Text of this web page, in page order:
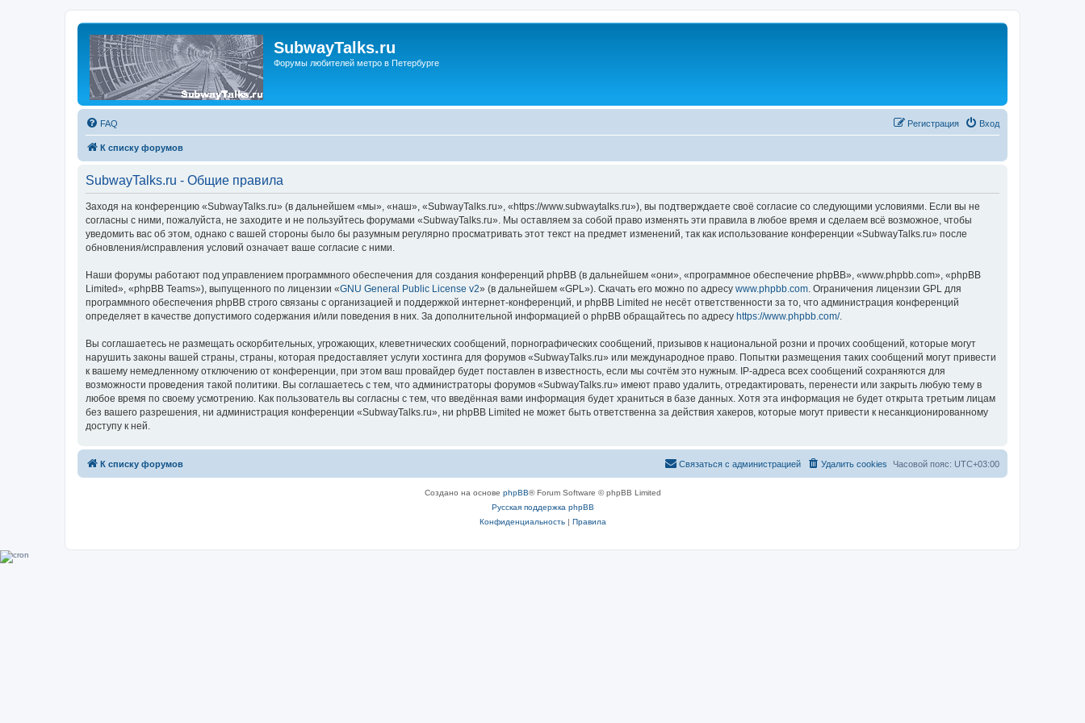
SubwayTalks.ru
Форумы любителей метро в Петербурге
FAQ Вход
Регистрация
К списку форумов
SubwayTalks.ru - Общие правила
Заходя на конференцию «SubwayTalks.ru» (в дальнейшем «мы», «наш», «SubwayTalks.ru», «https://www.subwaytalks.ru»), вы подтверждаете своё согласие со следующими условиями. Если вы не
согласны с ними, пожалуйста, не заходите и не пользуйтесь форумами «SubwayTalks.ru». Мы оставляем за собой право изменять эти правила в любое время и сделаем всё возможное, чтобы
уведомить вас об этом, однако с вашей стороны было бы разумным регулярно просматривать этот текст на предмет изменений, так как использование конференции «SubwayTalks.ru» после
обновления/исправления условий означает ваше согласие с ними.
Наши форумы работают под управлением программного обеспечения для создания конференций phpBB (в дальнейшем «они», «программное обеспечение phpBB», «www.phpbb.com», «phpBB
Limited», «phpBB Teams»), выпущенного по лицензии «GNU General Public License v2» (в дальнейшем «GPL»). Скачать его можно по адресу www.phpbb.com. Ограничения лицензии GPL для
программного обеспечения phpBB строго связаны с организацией и поддержкой интернет-конференций, и phpBB Limited не несёт ответственности за то, что администрация конференций
определяет в качестве допустимого содержания и/или поведения в них. За дополнительной информацией о phpBB обращайтесь по адресу https://www.phpbb.com/.
Вы соглашаетесь не размещать оскорбительных, угрожающих, клеветнических сообщений, порнографических сообщений, призывов к национальной розни и прочих сообщений, которые могут
нарушить законы вашей страны, страны, которая предоставляет услуги хостинга для форумов «SubwayTalks.ru» или международное право. Попытки размещения таких сообщений могут привести
к вашему немедленному отключению от конференции, при этом ваш провайдер будет поставлен в известность, если мы сочтём это нужным. IP-адреса всех сообщений сохраняются для
возможности проведения такой политики. Вы соглашаетесь с тем, что администраторы форумов «SubwayTalks.ru» имеют право удалить, отредактировать, перенести или закрыть любую тему в
любое время по своему усмотрению. Как пользователь вы согласны с тем, что введённая вами информация будет храниться в базе данных. Хотя эта информация не будет открыта третьим лицам
без вашего разрешения, ни администрация конференции «SubwayTalks.ru», ни phpBB Limited не может быть ответственна за действия хакеров, которые могут привести к несанкционированному
доступу к ней.
К списку форумов Часовой пояс: UTC+03:00
Удалить cookies
Связаться с администрацией
Создано на основе phpBB® Forum Software © phpBB Limited
Русская поддержка phpBB
Конфиденциальность| Правила